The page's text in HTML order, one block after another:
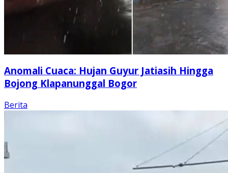
Anomali Cuaca: Hujan Guyur Jatiasih Hingga
Bojong Klapanunggal Bogor
Berita